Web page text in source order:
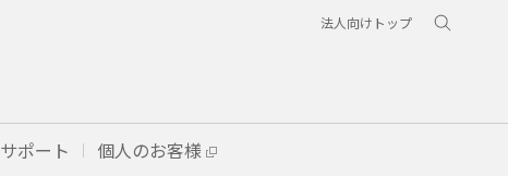
法人向けトップ
サポート 個人のお客様